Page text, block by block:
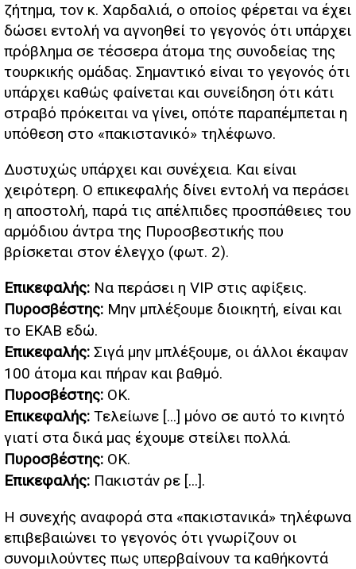
ζήτημα, τον κ. Χαρδαλιά, ο οποίος φέρεται να έχει
δώσει εντολή να αγνοηθεί το γεγονός ότι υπάρχει
πρόβλημα σε τέσσερα άτομα της συνοδείας της
τουρκικής ομάδας. Σημαντικό είναι το γεγονός ότι
υπάρχει καθώς φαίνεται και συνείδηση ότι κάτι
στραβό πρόκειται να γίνει, οπότε παραπέμπεται η
υπόθεση στο «πακιστανικό» τηλέφωνο.
Δυστυχώς υπάρχει και συνέχεια. Και είναι
χειρότερη. Ο επικεφαλής δίνει εντολή να περάσει
η αποστολή, παρά τις απέλπιδες προσπάθειες του
αρμόδιου άντρα της Πυροσβεστικής που
βρίσκεται στον έλεγχο (φωτ. 2).
Επικεφαλής: Να περάσει η VIP στις αφίξεις.
Πυροσβέστης: Μην μπλέξουμε διοικητή, είναι και
το ΕΚΑΒ εδώ.
Επικεφαλής: Σιγά μην μπλέξουμε, οι άλλοι έκαψαν
100 άτομα και πήραν και βαθμό.
Πυροσβέστης: ΟΚ.
Επικεφαλής: Τελείωνε [...] μόνο σε αυτό το κινητό
γιατί στα δικά μας έχουμε στείλει πολλά.
Πυροσβέστης: ΟΚ.
Επικεφαλής: Πακιστάν ρε [...].
Η συνεχής αναφορά στα «πακιστανικά» τηλέφωνα
επιβεβαιώνει το γεγονός ότι γνωρίζουν οι
συνομιλούντες πως υπερβαίνουν τα καθήκοντά